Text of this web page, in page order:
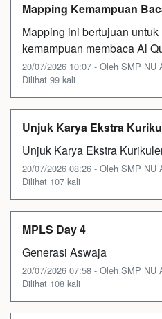
Mapping Kemampuan
Mapping ini bertujuan
kemampuan membaca Al
20/07/2026 10:07 - Oleh SMP NU
Dilihat 99 kali
Unjuk Karya Ekstra
Unjuk Karya Ekstra
20/07/2026 08:26 - Oleh SMP NU
Dilihat 107 kali
MPLS Day 4
Generasi Aswaja
20/07/2026 07:58 - Oleh SMP NU
Dilihat 108 kali